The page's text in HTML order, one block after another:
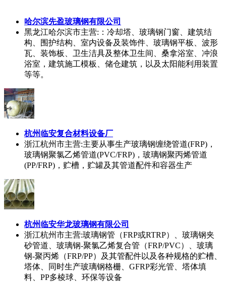
哈尔滨先盈玻璃钢有限公司
黑龙江哈尔滨市主营:：冷却塔、玻璃钢门窗、建筑结
构、围护结构、室内设备及装饰件、玻璃钢平板、波形
瓦、装饰板、卫生洁具及整体卫生间、桑拿浴室、冲浪
浴室，建筑施工模板、储仓建筑，以及太阳能利用装置
等等。
杭州临安复合材料设备厂
浙江杭州市主营:主要从事生产玻璃钢缠绕管道(FRP)，
玻璃钢聚氯乙烯管道(PVC/FRP)，玻璃钢聚丙烯管道
(PP/FRP)，贮槽，贮罐及其管道配件和容器生产
杭州临安华龙玻璃钢有限公司
浙江杭州市主营:玻璃钢管（FRP或RTRP）、玻璃钢夹
砂管道、玻璃钢-聚氯乙烯复合管（FRP/PVC）、玻璃
钢-聚丙烯（FRP/PP）及其管配件以及各种规格的贮槽、
塔体、同时生产玻璃钢格栅、GFRP彩光管、塔体填
料、PP多棱球、环保等设备